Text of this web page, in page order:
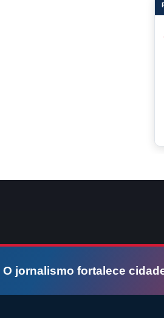
O jornalismo fortalece